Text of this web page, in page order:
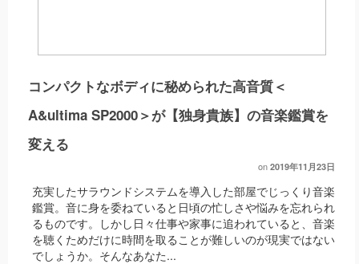
コンパクトなボディに秘められた高音質＜
A&ultima SP2000＞が【独身貴族】の音楽鑑賞を
変える
on 2019年11月23日
充実したサラウンドシステムを導入した部屋でじっくり音楽
鑑賞。音に身を委ねていると日頃の忙しさや悩みを忘れられ
るものです。しかし日々仕事や家事に追われていると、音楽
を聴くためだけに時間を取ることが難しいのが現実ではない
でしょうか。そんなあなた...